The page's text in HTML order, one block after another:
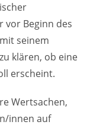
vor Beginn des
seinem
klären, ob eine
erscheint.
Wertsachen,
innen auf